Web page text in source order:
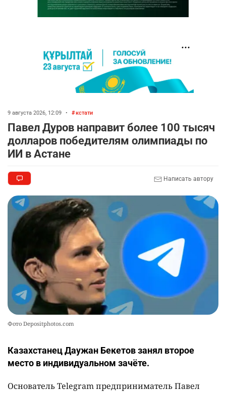
9 августа 2026, 12:09 • кстати
Павел Дуров направит более 100 тысяч
долларов победителям олимпиады по
ИИ в Астане
Написать автору
Фото Depositphotos.com
Казахстанец Даужан Бекетов занял второе
место в индивидуальном зачёте.
Основатель Telegram предприниматель Павел